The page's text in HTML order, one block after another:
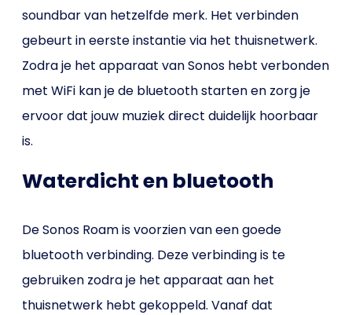
soundbar van hetzelfde merk. Het verbinden
gebeurt in eerste instantie via het thuisnetwerk.
Zodra je het apparaat van Sonos hebt verbonden
met WiFi kan je de bluetooth starten en zorg je
ervoor dat jouw muziek direct duidelijk hoorbaar
is.
Waterdicht en bluetooth
De Sonos Roam is voorzien van een goede
bluetooth verbinding. Deze verbinding is te
gebruiken zodra je het apparaat aan het
thuisnetwerk hebt gekoppeld. Vanaf dat